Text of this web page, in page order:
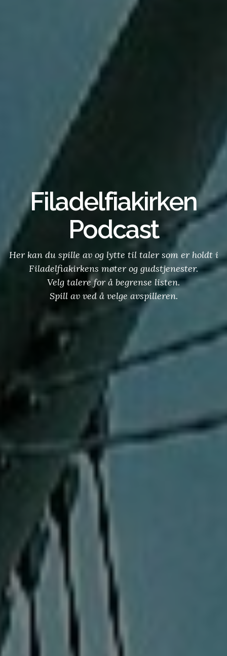
Filadelfiakirken
Podcast
Her kan du spille av og lytte til taler som er holdt i
Filadelfiakirkens møter og gudstjenester.
Velg talere for å begrense listen.
Spill av ved å velge avspilleren.